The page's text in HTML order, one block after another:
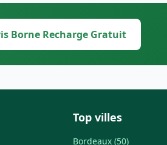
Borne Recharge Gratuit
Top villes
Bordeaux (50)